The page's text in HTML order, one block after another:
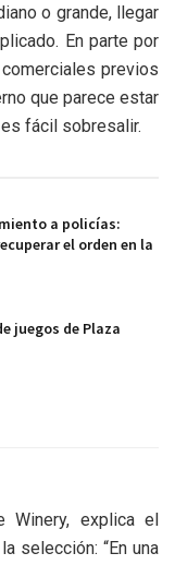
o grande, llegar
En parte por
previos
que parece estar
fácil sobresalir.
a policías:
el orden en la
juegos de Plaza
Winery, explica el
selección: “En una